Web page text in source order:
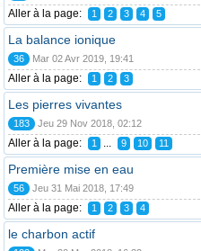
Aller à la page: 1 2 3 4 5
La balance ionique
36 Mar 02 Avr 2019, 19:41
Aller à la page: 1 2 3
Les pierres vivantes
183 Jeu 29 Nov 2018, 02:12
Aller à la page: 1 ... 9 10 11
Première mise en eau
56 Jeu 31 Mai 2018, 17:49
Aller à la page: 1 2 3 4
le charbon actif